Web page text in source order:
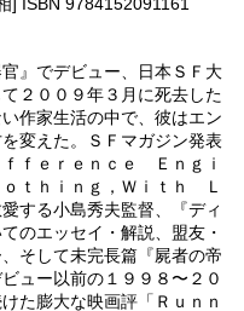
] ISBN 9784152091161
』でデビュー、日本ＳＦ大
２００９年３月に死去した
作家生活の中で、彼はエン
変えた。ＳＦマガジン発表
ｆｅｒｅｎｃｅ Ｅｎｇｉ
ｔｈｉｎｇ，Ｗｉｔｈ Ｌ
する小島秀夫監督、『ディ
のエッセイ・解説、盟友・
そして未完長篇『屍者の帝
ュー以前の１９９８〜２０
た膨大な映画評「Ｒｕｎｎ